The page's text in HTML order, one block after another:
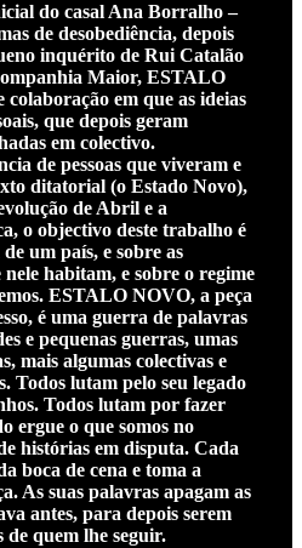
do casal Ana Borralho –
de desobediência, depois
inquérito de Rui Catalão
Maior, ESTALO
em que as ideias
que depois geram
em colectivo.
de pessoas que viveram e
ditatorial (o Estado Novo),
de Abril e a
o objectivo deste trabalho é
um país, e sobre as
habitam, e sobre o regime
ESTALO NOVO, a peça
é uma guerra de palavras
e pequenas guerras, umas
mais algumas colectivas e
Todos lutam pelo seu legado
Todos lutam por fazer
ergue o que somos no
histórias em disputa. Cada
boca de cena e toma a
As suas palavras apagam as
antes, para depois serem
de quem lhe seguir.